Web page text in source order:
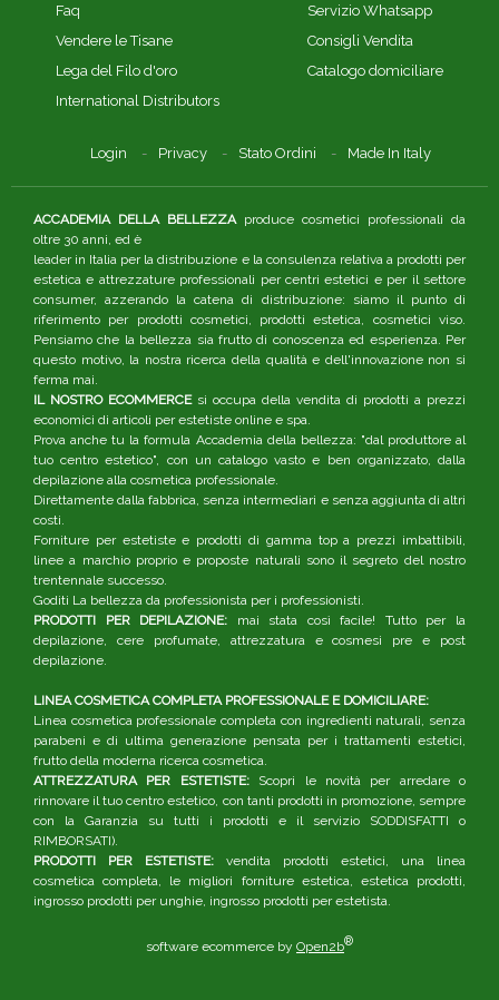
Faq
Vendere le Tisane
Lega del Filo d'oro
International Distributors
Servizio Whatsapp
Consigli Vendita
Catalogo domiciliare
Login Privacy Stato Ordini Made In Italy
ACCADEMIA DELLA BELLEZZAproduce cosmetici professionali da
oltre 30 anni, ed è
leader in Italia per la distribuzione e la consulenza relativa a prodotti per
estetica e attrezzature professionali per centri estetici e per il settore
consumer, azzerando la catena di distribuzione: siamo il punto di
riferimento per prodotti cosmetici, prodotti estetica, cosmetici viso.
Pensiamo che la bellezza sia frutto di conoscenza ed esperienza. Per
questo motivo, la nostra ricerca della qualità e dell'innovazione non si
ferma mai.
IL NOSTRO ECOMMERCEsi occupa della vendita di prodotti a prezzi
economici di articoli per estetiste online e spa.
Prova anche tu la formula Accademia della bellezza: "dal produttore al
tuo centro estetico", con un catalogo vasto e ben organizzato, dalla
depilazione alla cosmetica professionale.
Direttamente dalla fabbrica, senza intermediari e senza aggiunta di altri
costi.
Forniture per estetiste e prodotti di gamma top a prezzi imbattibili,
linee a marchio proprio e proposte naturali sono il segreto del nostro
trentennale successo.
Goditi La bellezza da professionista per i professionisti.
PRODOTTI PER DEPILAZIONE: mai stata così facile! Tutto per la
depilazione, cere profumate, attrezzatura e cosmesi pre e post
depilazione.
LINEA COSMETICA COMPLETA PROFESSIONALE E DOMICILIARE:
Linea cosmetica professionale completa con ingredienti naturali, senza
parabeni e di ultima generazione pensata per i trattamenti estetici,
frutto della moderna ricerca cosmetica.
ATTREZZATURA PER ESTETISTE:Scopri le novità per arredare o
rinnovare il tuo centro estetico, con tanti prodotti in promozione, sempre
con la Garanzia su tutti i prodotti e il servizio SODDISFATTI o
RIMBORSATI).
PRODOTTI PER ESTETISTE: vendita prodotti estetici, una linea
cosmetica completa, le migliori forniture estetica, estetica prodotti,
ingrosso prodotti per unghie, ingrosso prodotti per estetista.
software ecommerce by Open2b®